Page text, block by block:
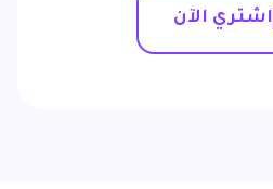
اشتري الآن